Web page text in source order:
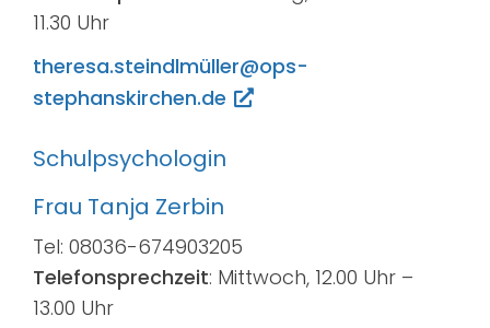
11.30 Uhr
theresa.steindlmüller@ops-
stephanskirchen.de
Schulpsychologin
Frau Tanja Zerbin
Tel: 08036-674903205
Telefonsprechzeit: Mittwoch, 12.00 Uhr –
13.00 Uhr